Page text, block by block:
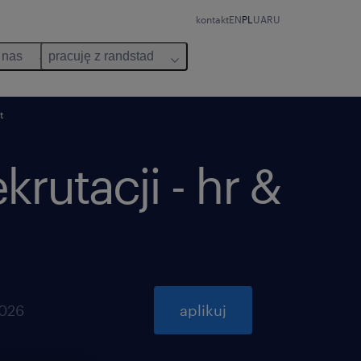
kontaktENPL UARU
nas pracuję z randstad
- hr &
aplikuj